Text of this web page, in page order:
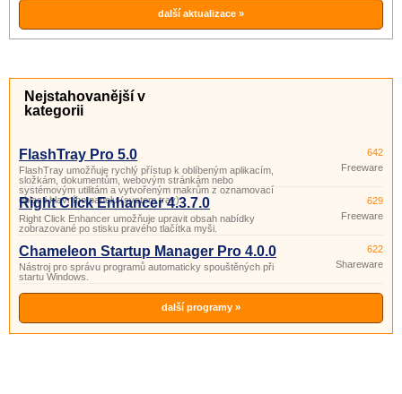
další aktualizace »
Nejstahovanější v
kategorii
FlashTray Pro 5.0
FlashTray umožňuje rychlý přístup k oblíbeným aplikacím,
složkám, dokumentům, webovým stránkám nebo
systémovým utilitám a vytvořeným makrům z oznamovací
oblasti hlavního panelu (system tray).
642
Freeware
Right Click Enhancer 4.3.7.0
Right Click Enhancer umožňuje upravit obsah nabídky
zobrazované po stisku pravého tlačítka myši.
629
Freeware
Chameleon Startup Manager Pro 4.0.0
Nástroj pro správu programů automaticky spouštěných při
startu Windows.
622
Shareware
další programy »